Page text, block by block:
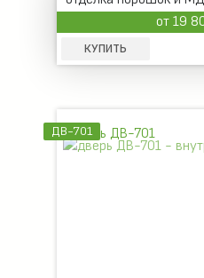
от 19
КУПИТЬ
ДВ-701